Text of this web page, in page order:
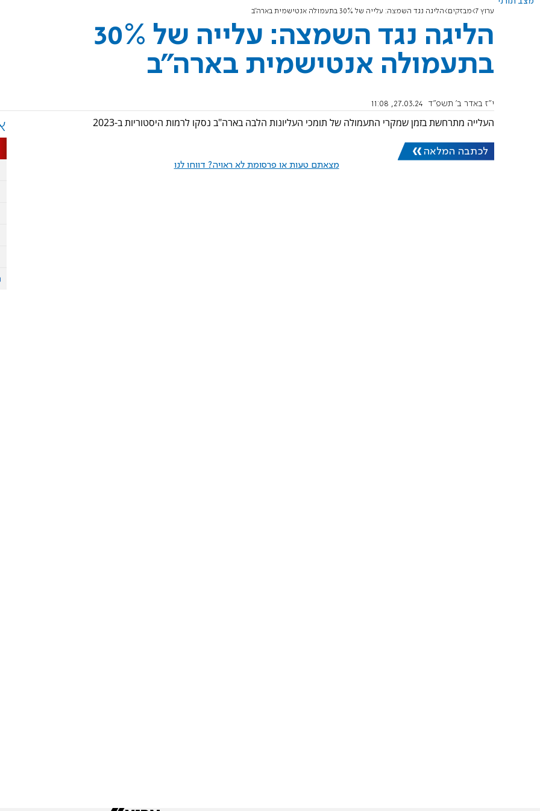
ערוץ 7 מבזקים הליגה נגד השמצה: עלייה של 30% בתעמולה אנטישמית בארה"ב
הליגה נגד השמצה: עלייה של 30%
בתעמולה אנטישמית בארה"ב
י"ז באדר ב׳ תשפ"ד 27.03.24, 11:08
העלייה מתרחשת בזמן שמקרי התעמולה של תומכי העליונות הלבה בארה"ב נסקו לרמות היסטוריות ב-2023
לכתבה המלאה
מצאתם טעות או פרסומת לא ראויה? דווחו לנו